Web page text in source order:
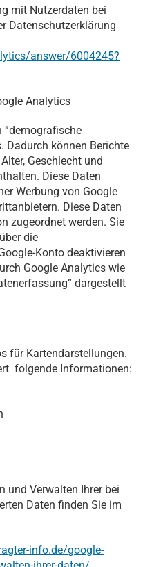
mit Nutzerdaten bei
Datenschutzerklärung
answer/6004245?
Analytics
“demografische
Dadurch können Berichte
Geschlecht und
Diese Daten
Werbung von Google
Diese Daten
zugeordnet werden. Sie
die
Konto deaktivieren
Google Analytics wie
dargestellt
für Kartendarstellungen.
folgende Informationen:
und Verwalten Ihrer bei
Daten finden Sie im
info.de/google-